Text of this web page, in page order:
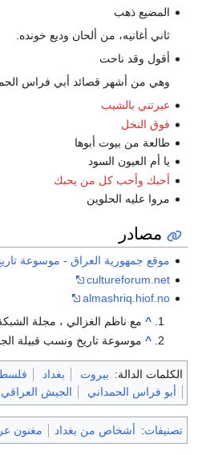
المضيع ذهب
ثاني أغانيه، من ألحان وديع خونده.
أقول وقد ناحت
وهي من أشهر قصائد أبي فراس
عيرتني بالشيب
فوق النخل
طالعة من بيوت أبوها
يا أم العيون السود
أحبك وأحب كل من يحبك
مروا عليه الحلوين
مصادر
موقع جمهورية العراق - موسوعة
cultureforum.net
almashriq.hiof.no
^ مع ناظم الغزالي ، مجلة الشبكة ،
^ موسوعة تاريخ ونسب قبيلة الجبور 3 /
الكلمات الدالة: بيروت بغداد
أبو فراس الحمداني
الجيش العراقي
تصنيفات: أشخاص من بغداد مغنون